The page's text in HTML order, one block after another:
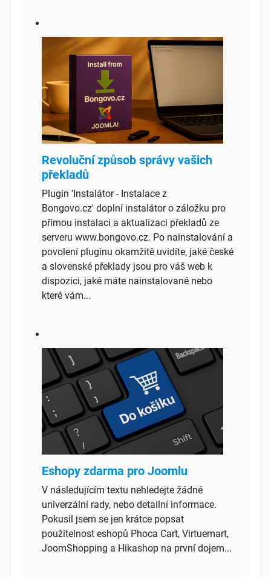
Revoluční způsob správy vašich
překladů
Plugin 'Instalátor - Instalace z
Bongovo.cz' doplní instalátor o záložku pro
přímou instalaci a aktualizaci překladů ze
serveru www.bongovo.cz. Po nainstalování a
povolení pluginu okamžitě uvidíte, jaké české
a slovenské překlady jsou pro váš web k
dispozici, jaké máte nainstalované nebo
které vám...
Eshopy zdarma pro Joomlu
V následujícím textu nehledejte žádné
univerzální rady, nebo detailní informace.
Pokusil jsem se jen krátce popsat
použitelnost eshopů Phoca Cart, Virtuemart,
JoomShopping a Hikashop na první dojem...